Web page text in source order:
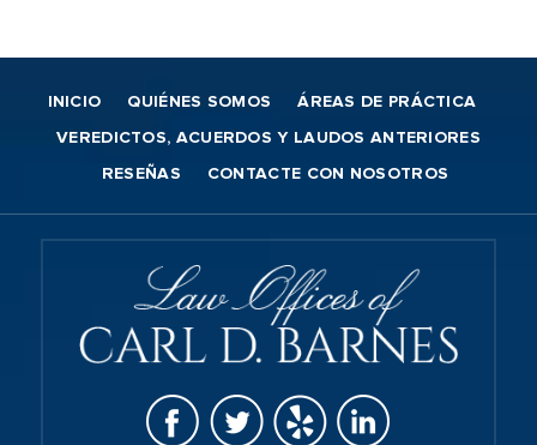
INICIO QUIÉNES SOMOS ÁREAS DE PRÁCTICA
VEREDICTOS, ACUERDOS Y LAUDOS ANTERIORES
RESEÑAS CONTACTE CON NOSOTROS